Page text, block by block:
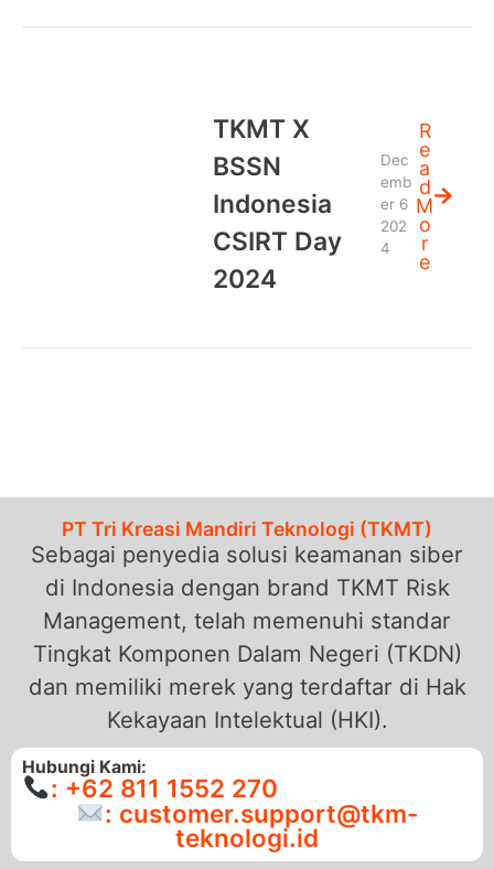
TKMT X
BSSN
Indonesia
CSIRT Day
2024
Dec
emb
er 6
202
4
R
e
a
d
M
o
r
e
PT Tri Kreasi Mandiri Teknologi (TKMT)
Sebagai penyedia solusi keamanan siber
di Indonesia dengan brand TKMT Risk
Management, telah memenuhi standar
Tingkat Komponen Dalam Negeri (TKDN)
dan memiliki merek yang terdaftar di Hak
Kekayaan Intelektual (HKI).
Hubungi Kami:
: +62 811 1552 270
: customer.support@tkm-
teknologi.id